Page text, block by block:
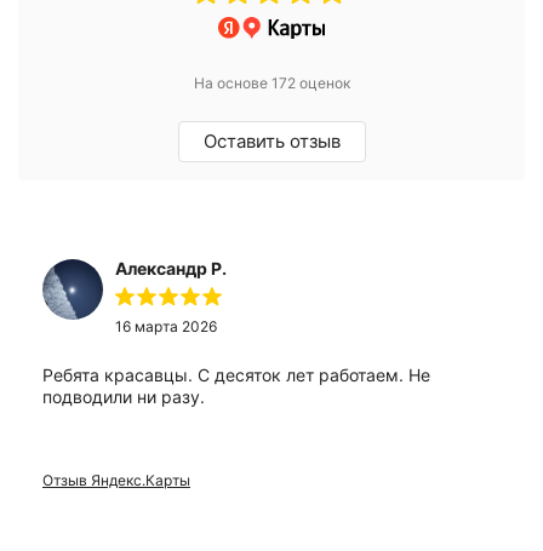
На основе 172 оценок
Оставить отзыв
Александр Р.
16 марта 2026
Ребята красавцы. С десяток лет работаем. Не
подводили ни разу.
Отзыв Яндекс.Карты